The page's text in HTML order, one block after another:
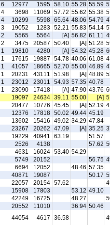
55.59
55.28
58.10
1595
12977
6
55.38
55.62
57.72
11069
3698
4
54.79
48.06
65.64
5598
10299
4
54.14
55.83
52.21
1283
19052
3
61.11
56.82
[A]
5564
5565
2
51.28
[A]
50.40
20587
3475
2
45.28
54.32
[A]
4280
19810
1
61.08
40.06
54.78
19887
17615
1
46.89
55.00
52.70
18665
41057
1
48.89
[A]
51.98
43111
20231
1
40.78
57.35
54.93
23011
23012
1
43.76
47.90
[A]
17418
23090
1
[A]
55.00
39.11
24634
19097
52.19
[A]
45.45
10776
20477
45.19
49.44
50.02
17818
12376
47.84
34.29
49.02
15416
13602
35.25
[A]
47.09
20262
23267
51.57
63.19
40941
19229
57.62
4138
2526
54.29
53.40
16024
4631
56.75
20152
5749
57.35
48.46
12052
6694
50.17
19087
40871
57.62
20154
22057
49.10
53.12
17803
15908
48.27
16725
42249
50.46
36.94
11010
20552
36.58
4617
44054